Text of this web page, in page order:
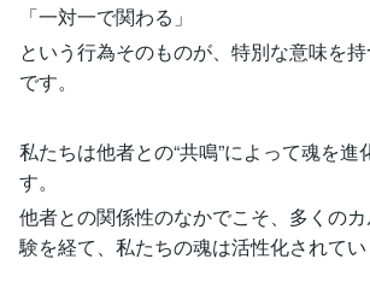
「一対一で関わる」
という行為そのものが、特別な意味を
です。
私たちは他者との“共鳴”によって魂を進
す。
他者との関係性のなかでこそ、多くの
験を経て、私たちの魂は活性化されてい